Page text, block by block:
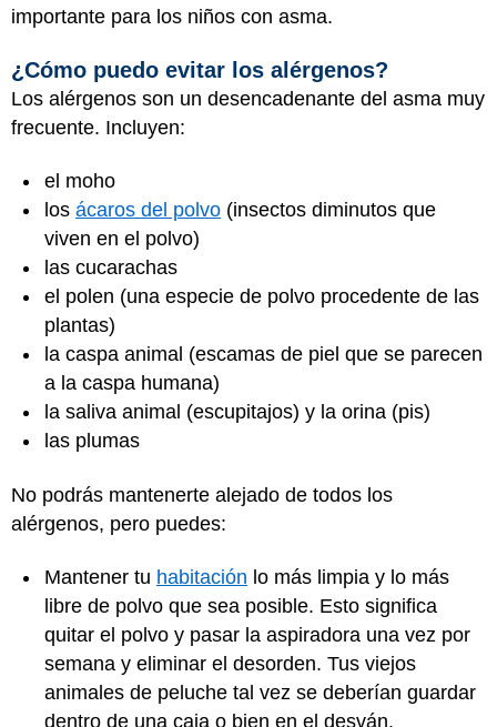
importante para los niños con asma.
¿Cómo puedo evitar los alérgenos?
Los alérgenos son un desencadenante del asma muy
frecuente. Incluyen:
el moho
los ácaros del polvo (insectos diminutos que
viven en el polvo)
las cucarachas
el polen (una especie de polvo procedente de las
plantas)
la caspa animal (escamas de piel que se parecen
a la caspa humana)
la saliva animal (escupitajos) y la orina (pis)
las plumas
No podrás mantenerte alejado de todos los
alérgenos, pero puedes:
Mantener tu habitación lo más limpia y lo más
libre de polvo que sea posible. Esto significa
quitar el polvo y pasar la aspiradora una vez por
semana y eliminar el desorden. Tus viejos
animales de peluche tal vez se deberían guardar
dentro de una caja o bien en el desván.